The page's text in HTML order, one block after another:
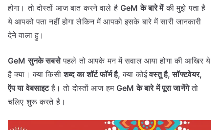
होगा। तो दोस्तों आज बात करने वाले है GeM के बारे मेंकी मुझे पता है
ये आपको पता नहीं होगा लेकिन में आपको इसके बारे में सारी जानकारी
देने वाला हु।
GeM सुनके सबसेपहले तो आपके मन में सवाल आया होगा की आखिर ये
है क्या। क्या किसीशब्द का शॉर्ट फॉर्म है, क्या कोईवस्तु है, सॉफ्टवेयर,
ऍप या वेबसाइटहै। तो दोस्तों आज हम GeM के बारे में पूरा जानेंगेतो
चलिए शुरू करते है।